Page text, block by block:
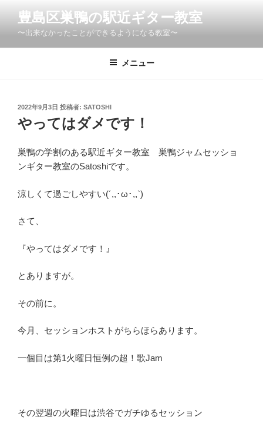
ン
豊島区巣鴨の駅近ギター教室
〜出来なかったことができるようになる教室〜
メニュー
投
稿
日:
2022年9月3日 投稿者: SATOSHI
やってはダメです！
巣鴨の学割のある駅近ギター教室 巣鴨ジャムセッショ
ンギター教室のSatoshiです。
涼しくて過ごしやすい(´,,･ω･,,`)
さて、
『やってはダメです！』
とありますが。
その前に。
今月、セッションホストがちらほらあります。
一個目は第1火曜日恒例の超！歌Jam
その翌週の火曜日は渋谷でガチゆるセッション